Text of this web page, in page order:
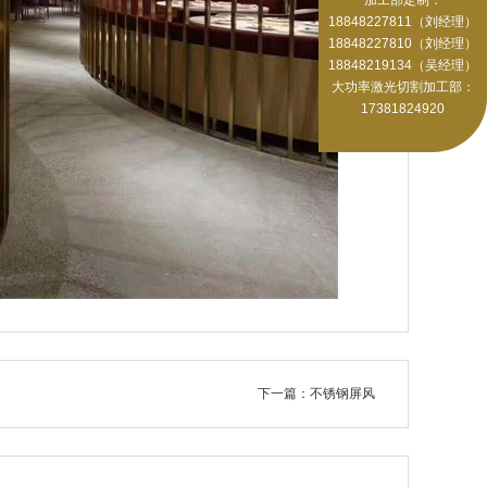
18848227811（刘经理）
18848227810（刘经理）
18848219134（吴经理）
大功率激光切割加工部：
17381824920
下一篇：不锈钢屏风